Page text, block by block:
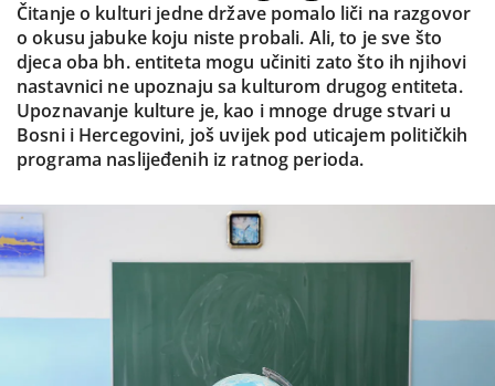
Čitanje o kulturi jedne države pomalo liči na razgovor
o okusu jabuke koju niste probali. Ali, to je sve što
djeca oba bh. entiteta mogu učiniti zato što ih njihovi
nastavnici ne upoznaju sa kulturom drugog entiteta.
Upoznavanje kulture je, kao i mnoge druge stvari u
Bosni i Hercegovini, još uvijek pod uticajem političkih
programa naslijeđenih iz ratnog perioda.